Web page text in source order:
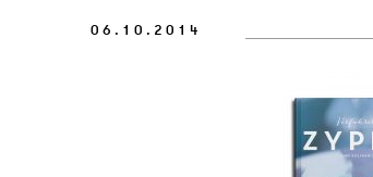
06.10.2014